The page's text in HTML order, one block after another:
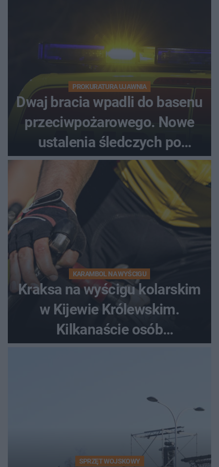
PROKURATURA UJAWNIA
Dwaj bracia wpadli do basenu
przeciwpożarowego. Nowe
ustalenia śledczych po
dramatycznej akcji
KARAMBOL NA WYŚCIGU
Kraksa na wyścigu kolarskim
w Kijewie Królewskim.
Kilkanaście osób
poszkodowanych, lądował
SPRZĘT WOJSKOWY